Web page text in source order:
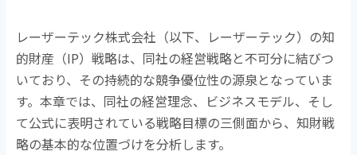
レーザーテック株式会社（以下、レーザーテック）の知
的財産（IP）戦略は、同社の経営戦略と不可分に結びつ
いており、その持続的な競争優位性の源泉となっていま
す。本章では、同社の経営理念、ビジネスモデル、そし
て公式に表明されている戦略目標の三側面から、知財戦
略の基本的な位置づけを分析します。